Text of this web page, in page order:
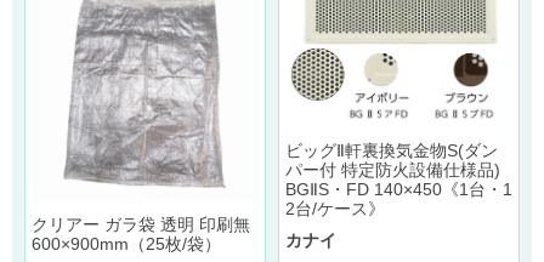
クリアー ガラ袋 透明 印刷無
600×900mm（25枚/袋）
ビッグⅡ軒裏換気金物S(ダン
パー付 特定防火設備仕様品)
BGⅡS・FD 140×450《1台・1
2台/ケース》
カナイ